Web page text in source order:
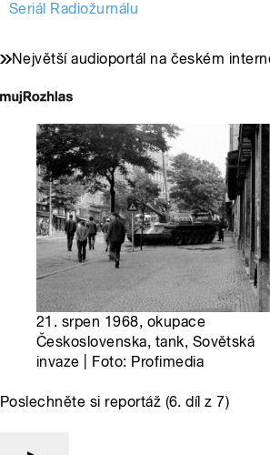
Seriál Radiožurnálu
Největší audioportál na českém
21. srpen 1968, okupace
Československa, tank, Sovětská
invaze | Foto: Profimedia
Poslechněte si reportáž (6. díl z 7)